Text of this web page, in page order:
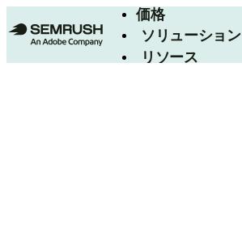
価格
ソリューション
リソース